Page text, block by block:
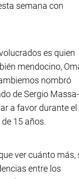
semana con
es quien
mendocino,
nombró
de Sergio Massa-
a favor durante el
15 años.
ver cuánto más,
entre los